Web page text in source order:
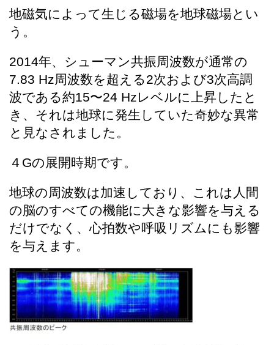
地磁気によって生じる磁場を地球磁場とい
う。
2014年、シューマン共振周波数が通常の
7.83 Hz周波数を超える2次および3次高調
波である約15〜24 Hzレベルに上昇したと
き、それは地球に発生していた奇妙な異常
と見なされました。
４Gの展開時期です。
地球の周波数は加速しており、これは人間
の脳のすべての機能に大きな影響を与える
だけでなく、心拍数や呼吸リズムにも影響
を与えます。